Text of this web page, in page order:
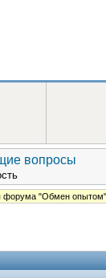
вопросы
форума "Обмен опытом"